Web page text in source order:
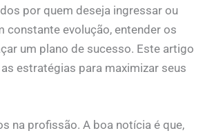
por quem deseja ingressar ou
constante evolução, entender os
um plano de sucesso. Este artigo
estratégias para maximizar seus
na profissão. A boa notícia é que,